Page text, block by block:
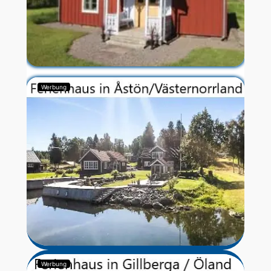
Werbung
Werbung